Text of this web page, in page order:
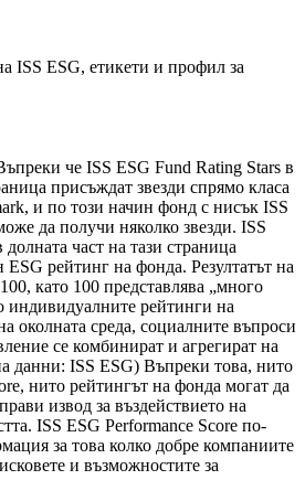
ISS ESG, етикети и профил за
че ISS ESG Fund Rating Stars в
присъждат звезди спрямо класа
и по този начин фонд с нисък ISS
да получи няколко звезди. ISS
част на тази страница
ESG рейтинг на фонда. Резултатът на
като 100 представлява „много
индивидуалните рейтинги на
околната среда, социалните въпроси
се комбинират и агрегират на
данни: ISS ESG) Въпреки това, нито
нито рейтингът на фонда могат да
извод за въздействието на
ISS ESG Performance Score по-
за това колко добре компаниите
и възможностите за